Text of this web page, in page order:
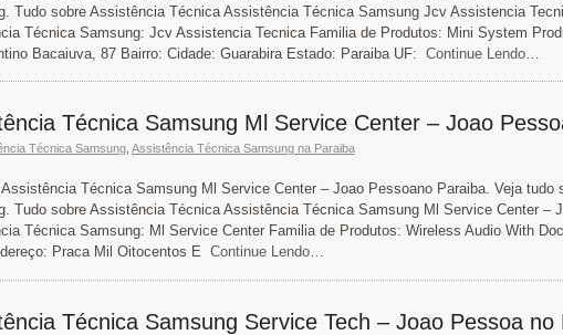
Tudo sobre Assistência Técnica Assistência Técnica Samsung Jcv Assistencia
Técnica Samsung: Jcv Assistencia Tecnica Familia de Produtos: Mini System
Bacaiuva, 87 Bairro: Cidade: Guarabira Estado: Paraiba UF: Continue Lendo…
Técnica Samsung Ml Service Center – Joao
Técnica Samsung Assistência Técnica Samsung na Paraiba
Assistência Técnica Samsung Ml Service Center – Joao Pessoano Paraiba. Veja tudo
Tudo sobre Assistência Técnica Assistência Técnica Samsung Ml Service Center –
Técnica Samsung: Ml Service Center Familia de Produtos: Wireless Audio With
Praca Mil Oitocentos E Continue Lendo…
Técnica Samsung Service Tech – Joao Pessoa no